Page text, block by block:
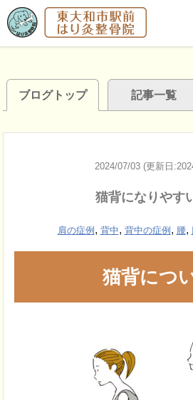
ブログトップ 記事一覧
2024/07/03 (更新日
猫背になりやす
肩の症例, 背中, 背中の症例, 腰,
猫背につ